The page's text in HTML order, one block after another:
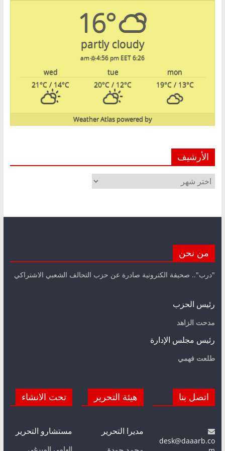
16°
partly cloudy
6:26 am
4:56 pm EET
mon
tue
wed
19°C/ 13°C
20°C / 12°C
21°C / 14°C
powered by
Weather Atlas
الأرشيف
الأرشيف
من نحن
"درب".. صحيفة الكترونية صادرة عن حزب التحالف الشعبي الاشتراكي
رئيس الحزب
مدحت الزاهد
رئيس مجلس الإدارة
طلعت فهمي
اتصل بنا
desk@daaarb.co
هيئة التحرير
مديرا التحرير
تحت الانشاء
مستشارو التحرير